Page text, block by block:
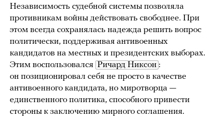
Независимость судебной системы позволяла
противникам войны действовать свободнее. При
этом всегда сохранялась надежда решить вопрос
политически, поддерживая антивоенных
кандидатов на местных и президентских выборах.
Этим воспользовался Ричард Никсон :
он позиционировал себя не просто в качестве
антивоенного кандидата, но миротворца —
единственного политика, способного привести
стороны к заключению мирного соглашения.